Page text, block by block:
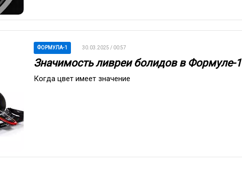
ФОРМУЛА-1 30.03.2025 / 00:57
Значимость ливреи болидов в Формуле-1
Когда цвет имеет значение